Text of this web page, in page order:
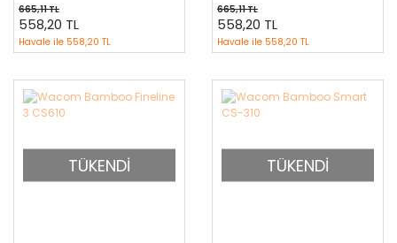
665,11 TL
558,20 TL
Havale ile 558,20 TL
665,11 TL
558,20 TL
Havale ile 558,20 TL
TÜKENDİ TÜKENDİ